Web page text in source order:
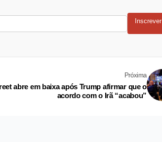
Inscrever
Próxima
abre em baixa após Trump afirmar que o
acordo com o Irã “acabou”